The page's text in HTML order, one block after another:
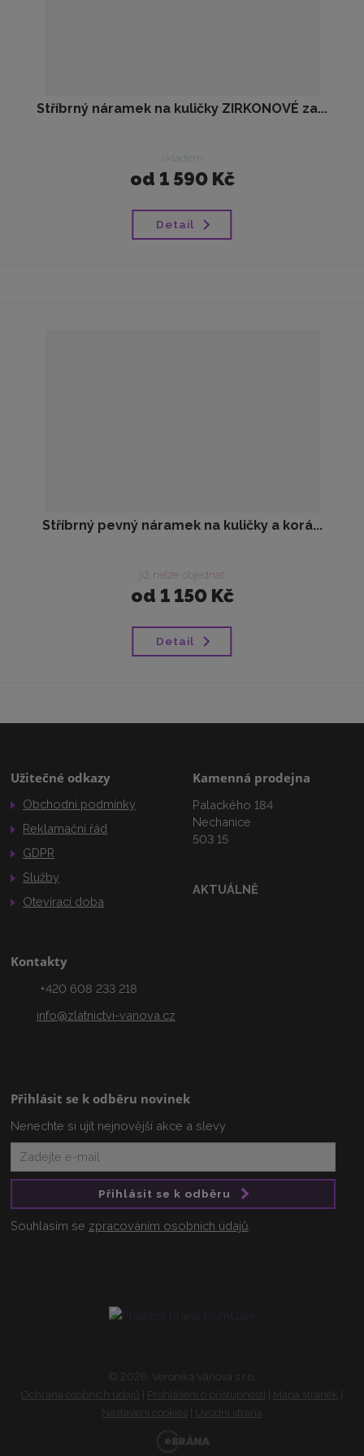
Stříbrný náramek na kuličky ZIRKONOVÉ za...
skladem
od 1 590 Kč
Detail
Stříbrný pevný náramek na kuličky a korá...
již nelze objednat
od 1 150 Kč
Detail
Užitečné odkazy
Obchodní podmínky
Reklamační řád
GDPR
Služby
Otevírací doba
Kamenná prodejna
Palackého 184
Nechanice
503 15
AKTUÁLNĚ
Kontakty
+420 608 233 218
info@zlatnictvi-vanova.cz
Přihlásit se k odběru novinek
Nenechte si ujít nejnovější akce a slevy
Přihlásit se k odběru
Souhlasím se zpracováním osobních údajů
© 2026, Veronika Váňová s.r.o.
Ochrana osobních údajů
Prohlášení o přístupnosti Mapa stránek
Nastavení cookies
Úvodní strana